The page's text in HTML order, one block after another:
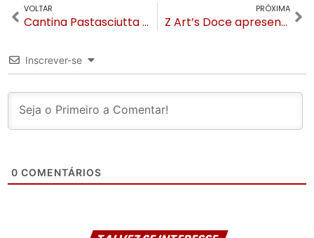
VOLTAR
Cantina Pastasciutta passa a integrar grupo de restaurantes da Boa Lembrança
PRÓXIMA
Z Art’s Doce apresenta novidades para o Natal
Inscrever-se
0 COMENTÁRIOS